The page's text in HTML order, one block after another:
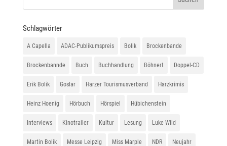
Schlagwörter
A Capella ADAC-Publikumspreis Bolik Brockenbande
Brockenbannde Buch Buchhandlung Böhnert Doppel-CD
Erik Bolik Goslar Harzer Tourismusverband Harzkrimis
Heinz Hoenig Hörbuch Hörspiel Hübichenstein
Interviews Kinotrailer Kultur Lesung Luke Wild
Martin Bolik Messe Leipzig Miss Marple NDR Neujahr